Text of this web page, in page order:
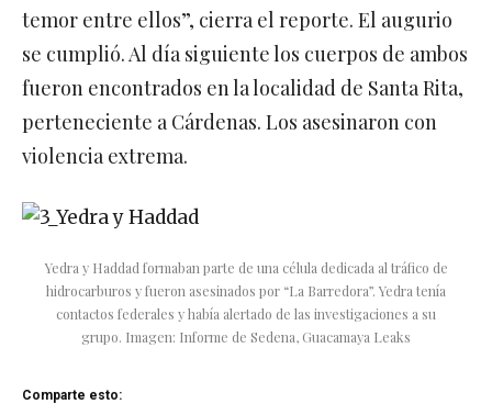
temor entre ellos”, cierra el reporte. El augurio
se cumplió. Al día siguiente los cuerpos de ambos
fueron encontrados en la localidad de Santa Rita,
perteneciente a Cárdenas. Los asesinaron con
violencia extrema.
Yedra y Haddad formaban parte de una célula dedicada al tráfico de
hidrocarburos y fueron asesinados por “La Barredora”. Yedra tenía
contactos federales y había alertado de las investigaciones a su
grupo. Imagen: Informe de Sedena, Guacamaya Leaks
Comparte esto: